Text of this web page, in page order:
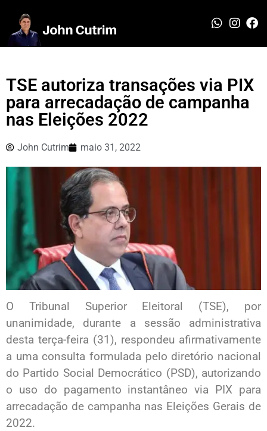
TSE autoriza transações via PIX
para arrecadação de campanha
nas Eleições 2022
John Cutrim maio 31, 2022
O Tribunal Superior Eleitoral (TSE), por
unanimidade, durante a sessão administrativa
desta terça-feira (31), respondeu afirmativamente
a uma consulta formulada pelo diretório nacional
do Partido Social Democrático (PSD), autorizando
o uso do pagamento instantâneo via PIX para
arrecadação de campanha nas Eleições Gerais de
2022.